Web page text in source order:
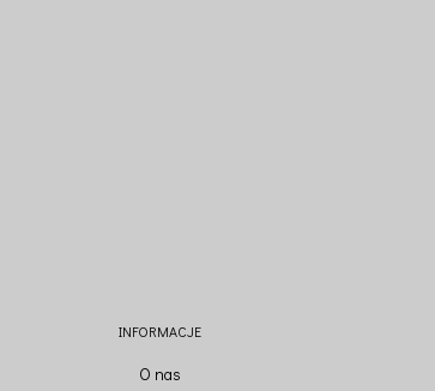
INFORMACJE
O nas